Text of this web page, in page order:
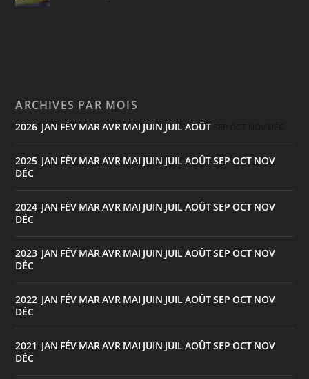
ARCHIVES PAR MOIS
2026 JAN FÉV MAR AVR MAI JUIN JUIL AOÛT
2025 JAN FÉV MAR AVR MAI JUIN JUIL AOÛTSEP OCT NOV
DÉC
2024 JAN FÉV MAR AVR MAI JUIN JUIL AOÛTSEP OCT NOV
DÉC
2023 JAN FÉV MAR AVR MAI JUIN JUIL AOÛTSEP OCT NOV
DÉC
2022 JAN FÉV MAR AVR MAI JUIN JUIL AOÛTSEP OCT NOV
DÉC
2021 JAN FÉV MAR AVR MAI JUIN JUIL AOÛTSEP OCT NOV
DÉC